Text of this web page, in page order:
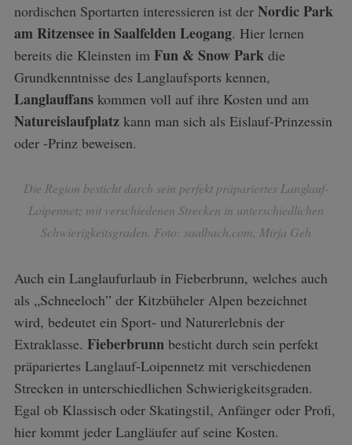
nordischen Sportarten interessieren ist der Nordic Park
am Ritzensee in Saalfelden Leogang. Hier lernen
bereits die Kleinsten im Fun & Snow Parkdie
Grundkenntnisse des Langlaufsports kennen,
Langlauffanskommen voll auf ihre Kosten und am
Natureislaufplatzkann man sich als Eislauf-Prinzessin
oder -Prinz beweisen.
Die Region besticht durch sein perfekt präpariertes Langlauf-
Loipennetz mit verschiedenen Strecken in unterschiedlichen
Schwierigkeitsgraden. Foto: saalbach.com, Mirja Geh
Auch ein Langlaufurlaub in Fieberbrunn, welches auch
als „Schneeloch” der Kitzbüheler Alpen bezeichnet
wird, bedeutet ein Sport- und Naturerlebnis der
Extraklasse. Fieberbrunnbesticht durch sein perfekt
präpariertes Langlauf-Loipennetz mit verschiedenen
Strecken in unterschiedlichen Schwierigkeitsgraden.
Egal ob Klassisch oder Skatingstil, Anfänger oder Profi,
hier kommt jeder Langläufer auf seine Kosten.